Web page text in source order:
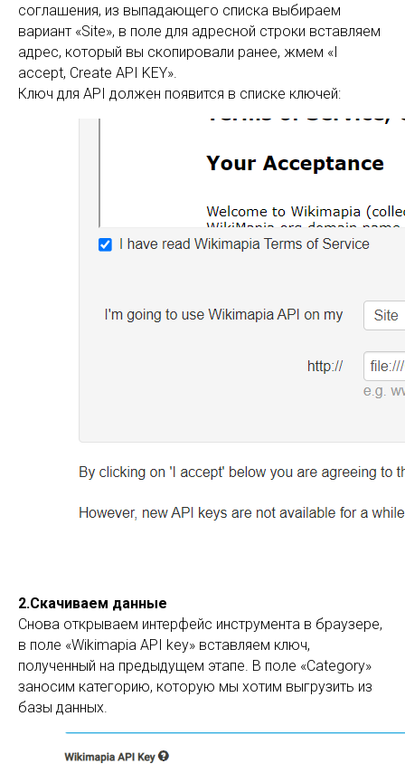
соглашения, из выпадающего списка выбираем
вариант «Site», в поле для адресной строки вставляем
адрес, который вы скопировали ранее, жмем «I
accept, Create API KEY».
Ключ для API должен появится в списке ключей:
2.Скачиваем данные
Снова открываем интерфейс инструмента в браузере,
в поле «Wikimapia API key» вставляем ключ,
полученный на предыдущем этапе. В поле «Category»
заносим категорию, которую мы хотим выгрузить из
базы данных.